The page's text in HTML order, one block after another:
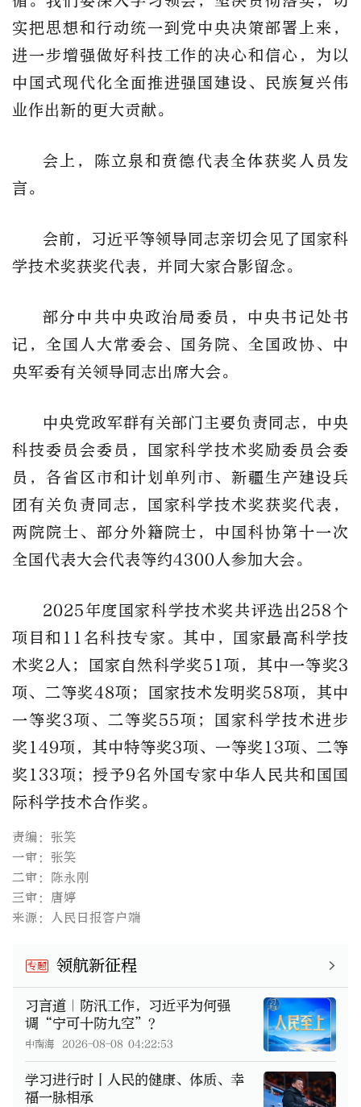
实把思想和行动统一到党中央决策部署上来，
进一步增强做好科技工作的决心和信心，为以
中国式现代化全面推进强国建设、民族复兴伟
业作出新的更大贡献。
会上，陈立泉和贲德代表全体获奖人员发
言。
会前，习近平等领导同志亲切会见了国家科
学技术奖获奖代表，并同大家合影留念。
部分中共中央政治局委员，中央书记处书
记，全国人大常委会、国务院、全国政协、中
央军委有关领导同志出席大会。
中央党政军群有关部门主要负责同志，中央
科技委员会委员，国家科学技术奖励委员会委
员，各省区市和计划单列市、新疆生产建设兵
团有关负责同志，国家科学技术奖获奖代表，
两院院士、部分外籍院士，中国科协第十一次
全国代表大会代表等约4300人参加大会。
2025年度国家科学技术奖共评选出258个
项目和11名科技专家。其中，国家最高科学技
术奖2人；国家自然科学奖51项，其中一等奖3
项、二等奖48项；国家技术发明奖58项，其中
一等奖3项、二等奖55项；国家科学技术进步
奖149项，其中特等奖3项、一等奖13项、二等
奖133项；授予9名外国专家中华人民共和国国
际科学技术合作奖。
责编：张笑
一审：张笑
二审：陈永刚
三审：唐婷
来源：人民日报客户端
专题 领航新征程
习言道｜防汛工作，习近平为何强
调“宁可十防九空”？
中南海 2026-08-08 04:22:53
学习进行时丨人民的健康、体质、幸
福一脉相承